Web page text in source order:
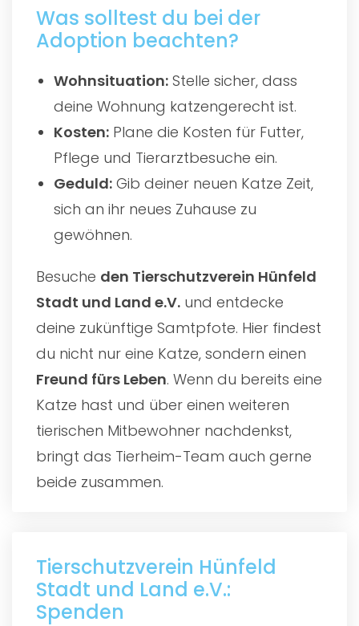
Was solltest du bei der
Adoption beachten?
Wohnsituation: Stelle sicher, dass
deine Wohnung katzengerecht ist.
Kosten: Plane die Kosten für Futter,
Pflege und Tierarztbesuche ein.
Geduld: Gib deiner neuen Katze Zeit,
sich an ihr neues Zuhause zu
gewöhnen.
Besuche den Tierschutzverein Hünfeld
Stadt und Land e.V. und entdecke
deine zukünftige Samtpfote. Hier findest
du nicht nur eine Katze, sondern einen
Freund fürs Leben. Wenn du bereits eine
Katze hast und über einen weiteren
tierischen Mitbewohner nachdenkst,
bringt das Tierheim-Team auch gerne
beide zusammen.
Tierschutzverein Hünfeld
Stadt und Land e.V.:
Spenden